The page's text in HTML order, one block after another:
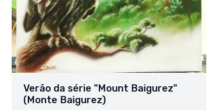
Verão da série "Mount Baigurez"
(Monte Baigurez)